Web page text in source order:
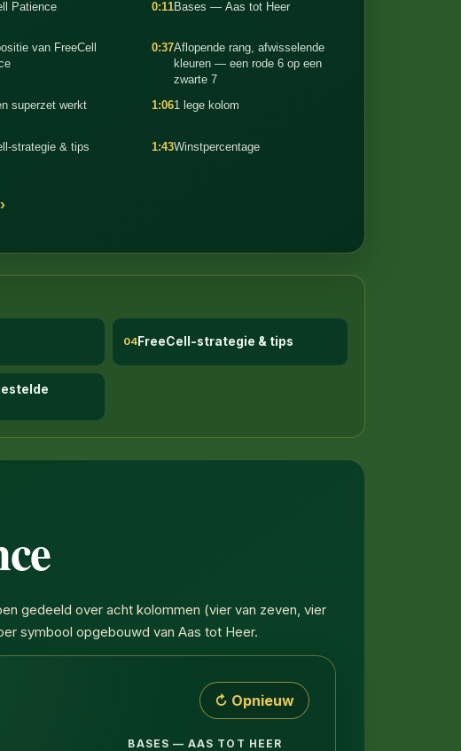
Patience 0:11Bases — Aas tot Heer
van FreeCell
0:37Aflopende rang, afwisselende
kleuren — een rode 6 op een
zwarte 7
superzet werkt 1:061 lege kolom
strategie & tips 1:43Winstpercentage
04 FreeCell-strategie & tips
gedeeld over acht kolommen (vier van zeven, vier
symbool opgebouwd van Aas tot Heer.
zes. Linksboven liggen vier lege vrije cellen die elk één
↻ Opnieuw
BASES — AAS TOT HEER